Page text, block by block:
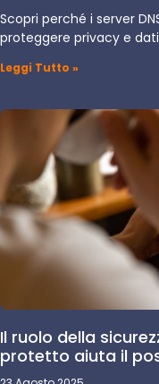
Scopri perché i server
proteggere privacy e
Leggi Tutto »
Il ruolo della
protetto aiuta il